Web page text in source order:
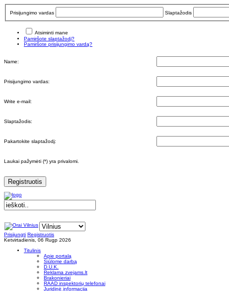
Prisijungimo vardas Slaptažodis
Atsiminti mane
Pamiršote slaptažodį?
Pamiršote prisijungimo vardą?
Name:
Prisijungimo vardas:
Write e-mail:
Slaptažodis:
Pakartokite slaptažodį:
Laukai pažymėti (*) yra privalomi.
Registruotis
Prisijungti Registruotis
Ketvirtadienis, 06 Rugp 2026
Titulinis
Apie portalą
Siūlome darbą
D.U.K.
Reklama zvejams.lt
Brakonieriai
RAAD inspektorių telefonai
Juridinė informacija